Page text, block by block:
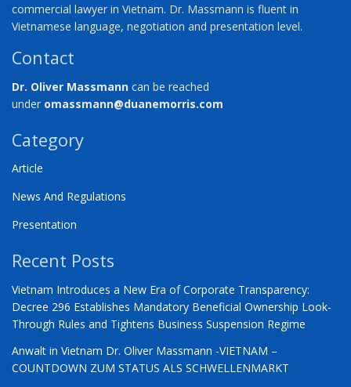
commercial lawyer in Vietnam. Dr. Massmann is fluent in
Vietnamese language, negotiation and presentation level.
Contact
Dr. Oliver Massmann can be reached
under omassmann@duanemorris.com
Category
Article
News And Regulations
Presentation
Recent Posts
Vietnam Introduces a New Era of Corporate Transparency:
Decree 296 Establishes Mandatory Beneficial Ownership Look-
Through Rules and Tightens Business Suspension Regime
Anwalt in Vietnam Dr. Oliver Massmann -VIETNAM –
COUNTDOWN ZUM STATUS ALS SCHWELLENMARKT